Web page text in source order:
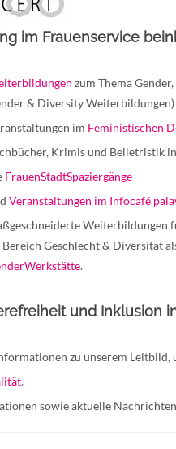
im Frauenservice
zum Thema
& Diversity Weiterbildungen)
im Feministischen
Krimis und Belletristik
FrauenStadtSpaziergänge
Veranstaltungen im Infocafé
Weiterbildungen
Bereich Geschlecht & Diversität
.
und Inklusion
zu unserem
.
sowie aktuelle